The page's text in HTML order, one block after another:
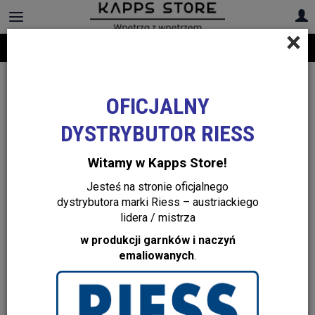
+48 22 299 19 84
×
OFICJALNY
DYSTRYBUTOR RIESS
Witamy w Kapps Store!
Jesteś na stronie oficjalnego
dystrybutora marki Riess – austriackiego
lidera / mistrza
w produkcji garnków i naczyń
emaliowanych.